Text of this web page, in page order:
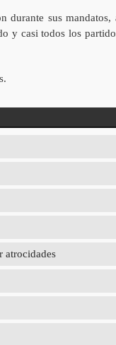
durante sus mandatos,
y casi todos los
atrocidades